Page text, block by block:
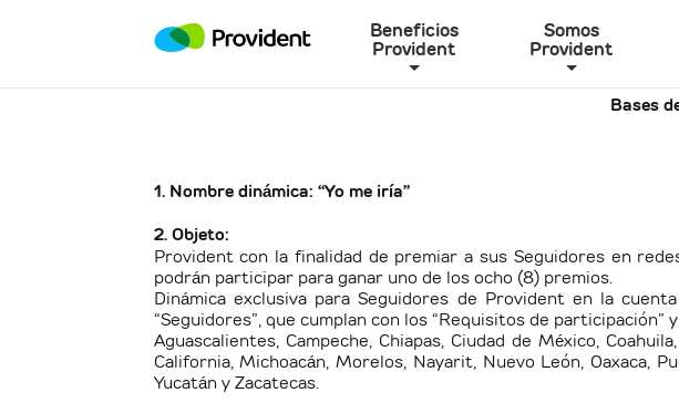
Beneficios
Provident
Somos
Provident
Bases
1. Nombre dinámica: “Yo me iría”
2. Objeto:
Provident con la finalidad de premiar a sus Seguidores en
podrán participar para ganar uno de los ocho (8) premios.
Dinámica exclusiva para Seguidores de Provident en la
“Seguidores”, que cumplan con los “Requisitos de
Aguascalientes, Campeche, Chiapas, Ciudad de México,
California, Michoacán, Morelos, Nayarit, Nuevo León, Oaxaca,
Yucatán y Zacatecas.